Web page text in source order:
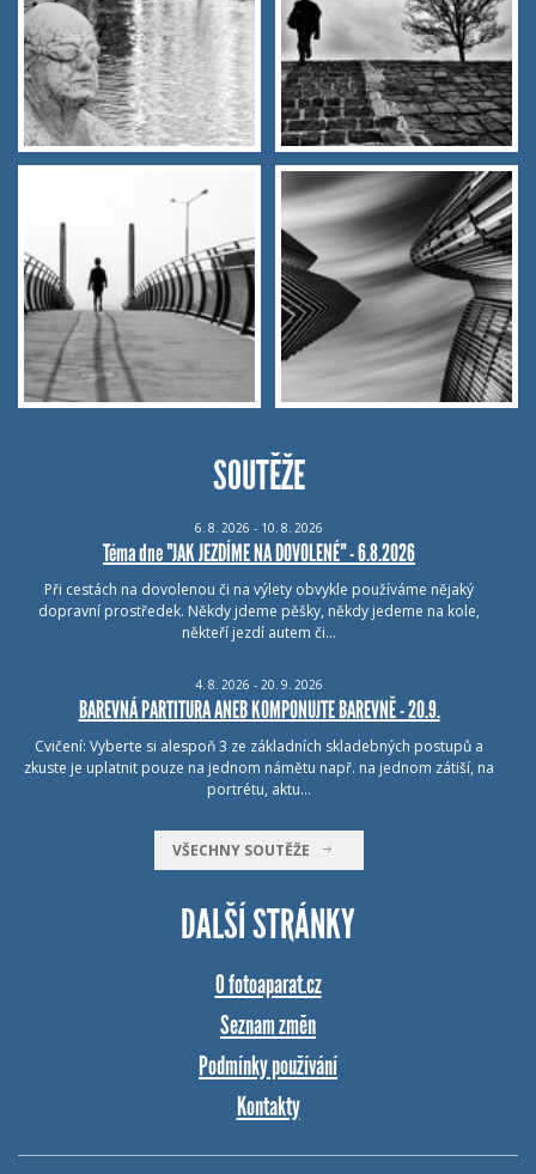
SOUTĚŽE
6. 8. 2026 - 10. 8. 2026
Téma dne "JAK JEZDÍME NA DOVOLENÉ" - 6.8.2026
Při cestách na dovolenou či na výlety obvykle používáme nějaký
dopravní prostředek. Někdy jdeme pěšky, někdy jedeme na kole,
někteří jezdí autem či…
4. 8. 2026 - 20. 9. 2026
BAREVNÁ PARTITURA ANEB KOMPONUJTE BAREVNĚ - 20.9.
Cvičení: Vyberte si alespoň 3 ze základních skladebných postupů a
zkuste je uplatnit pouze na jednom námětu např. na jednom zátiší, na
portrétu, aktu…
VŠECHNY SOUTĚŽE
DALŠÍ STRÁNKY
O fotoaparat.cz
Seznam změn
Podmínky používání
Kontakty